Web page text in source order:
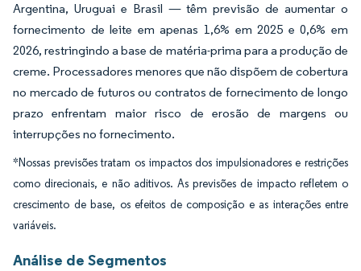
Argentina, Uruguai e Brasil — têm previsão de aumentar o
fornecimento de leite em apenas 1,6% em 2025 e 0,6% em
2026, restringindo a base de matéria-prima para a produção de
creme. Processadores menores que não dispõem de cobertura
no mercado de futuros ou contratos de fornecimento de longo
prazo enfrentam maior risco de erosão de margens ou
interrupções no fornecimento.
*Nossas previsões tratam os impactos dos impulsionadores e restrições
como direcionais, e não aditivos. As previsões de impacto refletem o
crescimento de base, os efeitos de composição e as interações entre
variáveis.
Análise de Segmentos